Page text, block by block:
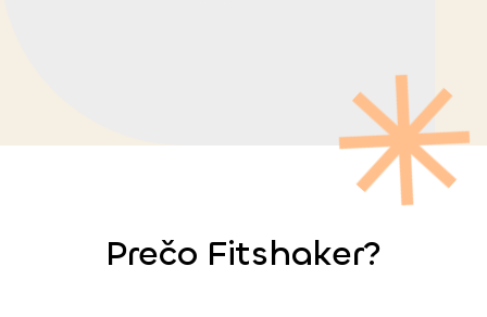
Prečo Fitshaker?